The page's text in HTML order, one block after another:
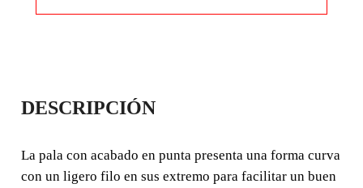
PALA PUNTA
MANGO ANILLA
PLASTICO
DESCRIPCIÓN
La pala con acabado en punta presenta una forma curva
con un ligero filo en sus extremo para facilitar un buen